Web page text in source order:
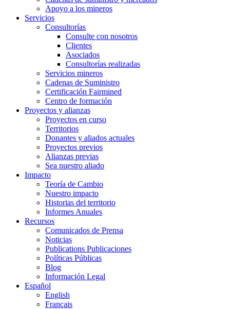
Apoyo a los mineros
Servicios
Consultorías
Consulte con nosotros
Clientes
Asociados
Consultorías realizadas
Servicios mineros
Cadenas de Suministro
Certificación Fairmined
Centro de formación
Proyectos y alianzas
Proyectos en curso
Territorios
Donantes y aliados actuales
Proyectos previos
Alianzas previas
Sea nuestro aliado
Impacto
Teoría de Cambio
Nuestro impacto
Historias del territorio
Informes Anuales
Recursos
Comunicados de Prensa
Noticias
Publications Publicaciones
Políticas Públicas
Blog
Información Legal
Español
English
Français